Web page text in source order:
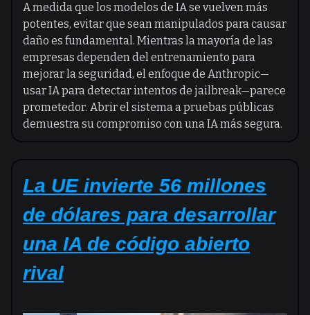
A medida que los modelos de IA se vuelven más
potentes, evitar que sean manipulados para causar
daño es fundamental. Mientras la mayoría de las
empresas dependen del entrenamiento para
mejorar la seguridad, el enfoque de Anthropic—
usar IA para detectar intentos de jailbreak—parece
prometedor. Abrir el sistema a pruebas públicas
demuestra su compromiso con una IA más segura.
La UE invierte 56 millones
de dólares para desarrollar
una IA de código abierto
rival